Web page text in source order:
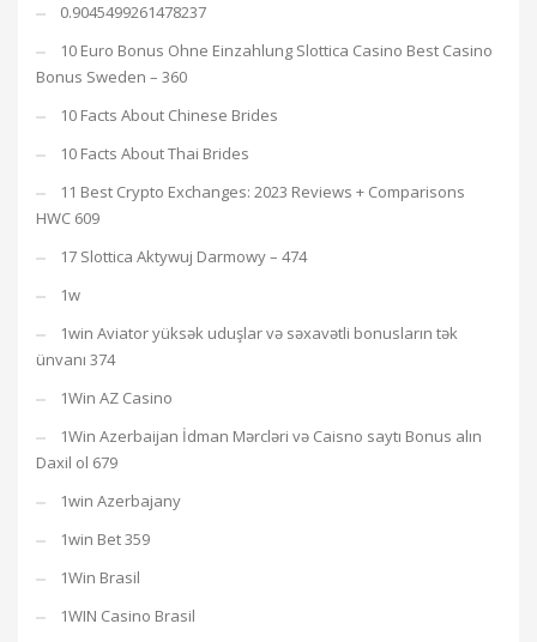
0.9045499261478237
10 Euro Bonus Ohne Einzahlung Slottica Casino Best Casino
Bonus Sweden – 360
10 Facts About Chinese Brides
10 Facts About Thai Brides
11 Best Crypto Exchanges: 2023 Reviews + Comparisons
HWC 609
17 Slottica Aktywuj Darmowy – 474
1w
1win Aviator yüksək uduşlar və səxavətli bonusların tək
ünvanı 374
1Win AZ Casino
1Win Azerbaijan İdman Mərcləri və Caisno saytı Bonus alın
Daxil ol 679
1win Azerbajany
1win Bet 359
1Win Brasil
1WIN Casino Brasil